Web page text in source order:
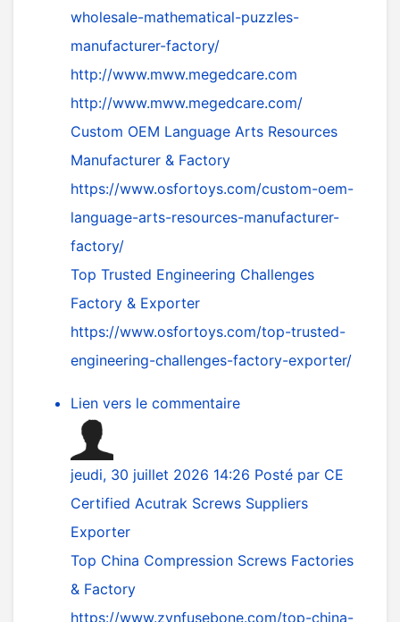
wholesale-mathematical-puzzles-
manufacturer-factory/
http://www.mww.megedcare.com
http://www.mww.megedcare.com/
Custom OEM Language Arts Resources
Manufacturer & Factory
https://www.osfortoys.com/custom-oem-
language-arts-resources-manufacturer-
factory/
Top Trusted Engineering Challenges
Factory & Exporter
https://www.osfortoys.com/top-trusted-
engineering-challenges-factory-exporter/
Lien vers le commentaire
jeudi, 30 juillet 2026 14:26 Posté par CE
Certified Acutrak Screws Suppliers
Exporter
Top China Compression Screws Factories
& Factory
https://www.zynfusebone.com/top-china-